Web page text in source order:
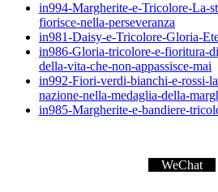
in994-Margherite-e-Tricolore-La-
fiorisce-nella-perseveranza
in981-Daisy-e-Tricolore-Gloria-
in986-Gloria-tricolore-e-fioritura-
della-vita-che-non-appassisce-mai
in992-Fiori-verdi-bianchi-e-rossi-
nazione-nella-medaglia-della-
in985-Margherite-e-bandiere-
WeChat